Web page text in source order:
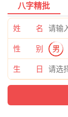
八字精批
姓 名
性 别 男
生 日